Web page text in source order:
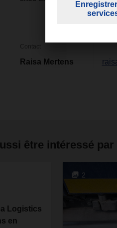
Contact
Raisa Mertens
être intéressé par
Logistics
en
2